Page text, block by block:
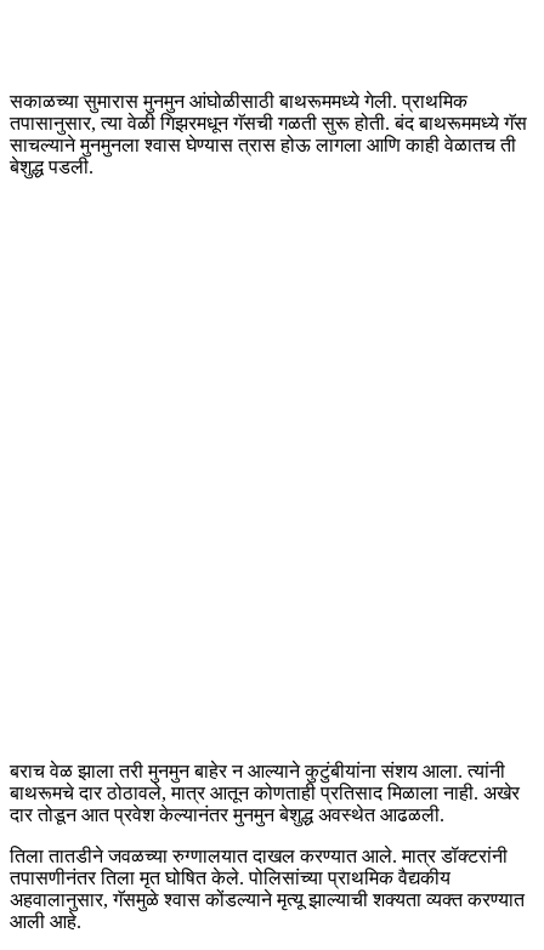
सकाळच्या सुमारास मुनमुन आंघोळीसाठी बाथरूममध्ये गेली. प्राथमिक
तपासानुसार, त्या वेळी गिझरमधून गॅसची गळती सुरू होती. बंद बाथरूममध्ये गॅस
साचल्याने मुनमुनला श्वास घेण्यास त्रास होऊ लागला आणि काही वेळातच ती
बेशुद्ध पडली.
बराच वेळ झाला तरी मुनमुन बाहेर न आल्याने कुटुंबीयांना संशय आला. त्यांनी
बाथरूमचे दार ठोठावले, मात्र आतून कोणताही प्रतिसाद मिळाला नाही. अखेर
दार तोडून आत प्रवेश केल्यानंतर मुनमुन बेशुद्ध अवस्थेत आढळली.
तिला तातडीने जवळच्या रुग्णालयात दाखल करण्यात आले. मात्र डॉक्टरांनी
तपासणीनंतर तिला मृत घोषित केले. पोलिसांच्या प्राथमिक वैद्यकीय
अहवालानुसार, गॅसमुळे श्वास कोंडल्याने मृत्यू झाल्याची शक्यता व्यक्त करण्यात
आली आहे.